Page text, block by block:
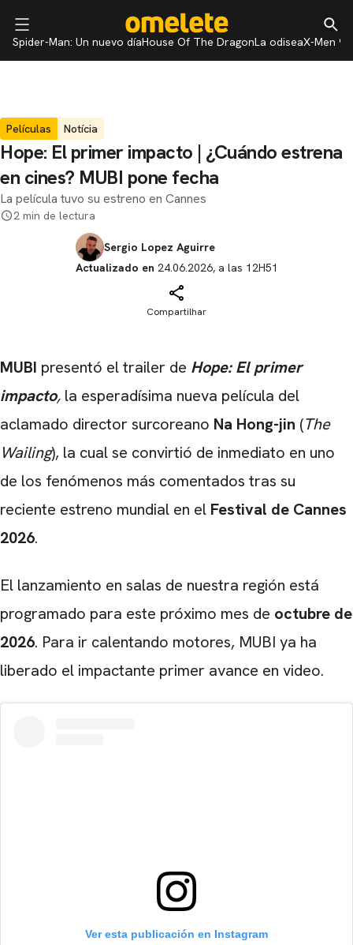
Spider-Man: Un nuevo díaHouse Of The DragonLa odiseaX-Men 97
Películas Notícia
Hope: El primer impacto | ¿Cuándo estrena
en cines? MUBI pone fecha
La película tuvo su estreno en Cannes
2 min de lectura
Sergio Lopez Aguirre
Actualizado en 24.06.2026, a las 12H51
Compartilhar
MUBI presentó el trailer de Hope: El primer
impacto, la esperadísima nueva película del
aclamado director surcoreano Na Hong-jin (The
Wailing), la cual se convirtió de inmediato en uno
de los fenómenos más comentados tras su
reciente estreno mundial en el Festival de Cannes
2026.
El lanzamiento en salas de nuestra región está
programado para este próximo mes de octubre de
2026. Para ir calentando motores, MUBI ya ha
liberado el impactante primer avance en video.
Ver esta publicación en Instagram